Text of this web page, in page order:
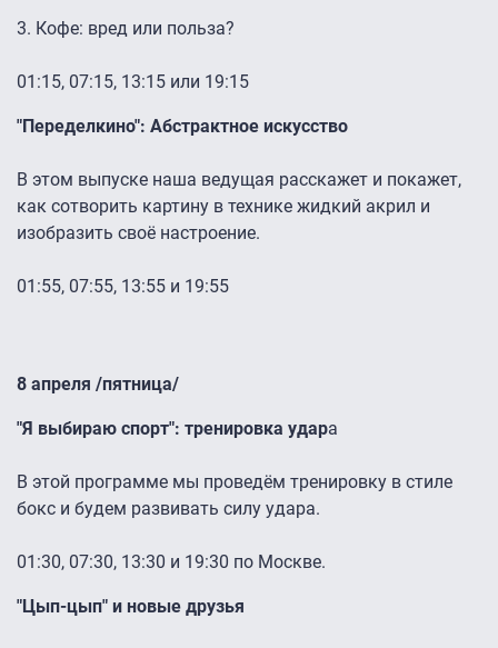
3. Кофе: вред или польза?
01:15, 07:15, 13:15 или 19:15
"Переделкино": Абстрактное искусство
В этом выпуске наша ведущая расскажет и покажет,
как сотворить картину в технике жидкий акрил и
изобразить своё настроение.
01:55, 07:55, 13:55 и 19:55
8 апреля /пятница/
"Я выбираю спорт": тренировка удара
В этой программе мы проведём тренировку в стиле
бокс и будем развивать силу удара.
01:30, 07:30, 13:30 и 19:30 по Москве.
"Цып-цып" и новые друзья